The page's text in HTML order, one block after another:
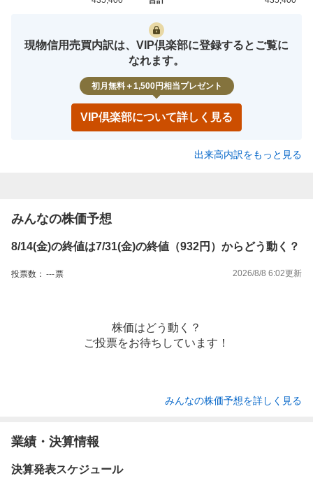
現物信用売買内訳は、VIP倶楽部に登録するとご覧に
なれます。
初月無料＋1,500円相当プレゼント
VIP倶楽部について詳しく見る
出来高内訳をもっと見る
みんなの株価予想
8/14(金)の終値は7/31(金)の終値（932円）からどう動く？
投票数： ---票 2026/8/8 6:02更新
株価はどう動く？
ご投票をお待ちしています！
みんなの株価予想を詳しく見る
業績・決算情報
決算発表スケジュール